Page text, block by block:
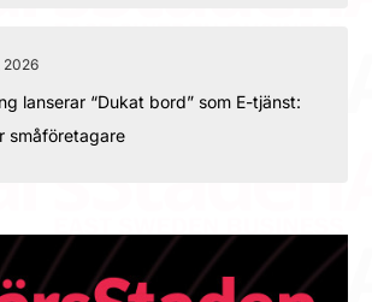
2026
lanserar “Dukat bord” som E-tjänst:
småföretagare